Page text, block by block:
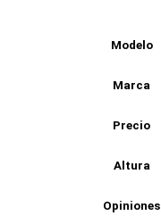
Modelo
Marca
Precio
Altura
Opiniones